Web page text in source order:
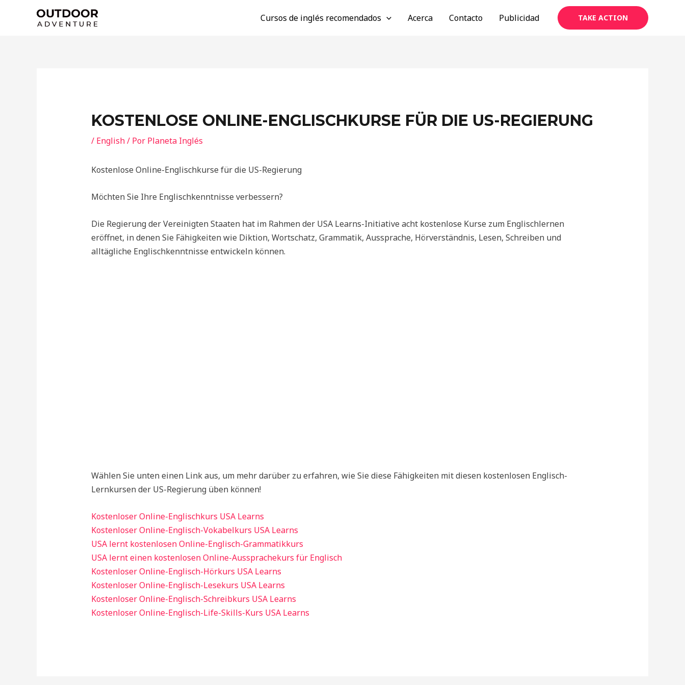
Cursos de inglés recomendados Acerca Contacto Publicidad TAKE ACTION
KOSTENLOSE ONLINE-ENGLISCHKURSE FÜR DIE US-REGIERUNG
/ English/ Por Planeta Inglés
Kostenlose Online-Englischkurse für die US-Regierung
Möchten Sie Ihre Englischkenntnisse verbessern?
Die Regierung der Vereinigten Staaten hat im Rahmen der USA Learns-Initiative acht kostenlose Kurse zum Englischlernen
eröffnet, in denen Sie Fähigkeiten wie Diktion, Wortschatz, Grammatik, Aussprache, Hörverständnis, Lesen, Schreiben und
alltägliche Englischkenntnisse entwickeln können.
Wählen Sie unten einen Link aus, um mehr darüber zu erfahren, wie Sie diese Fähigkeiten mit diesen kostenlosen Englisch-
Lernkursen der US-Regierung üben können!
Kostenloser Online-Englischkurs USA Learns
Kostenloser Online-Englisch-Vokabelkurs USA Learns
USA lernt kostenlosen Online-Englisch-Grammatikkurs
USA lernt einen kostenlosen Online-Aussprachekurs für Englisch
Kostenloser Online-Englisch-Hörkurs USA Learns
Kostenloser Online-Englisch-Lesekurs USA Learns
Kostenloser Online-Englisch-Schreibkurs USA Learns
Kostenloser Online-Englisch-Life-Skills-Kurs USA Learns